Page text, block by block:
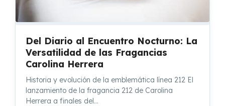
Del Diario al Encuentro Nocturno: La
Versatilidad de las Fragancias
Carolina Herrera
Historia y evolución de la emblemática línea 212 El
lanzamiento de la fragancia 212 de Carolina
Herrera a finales del…